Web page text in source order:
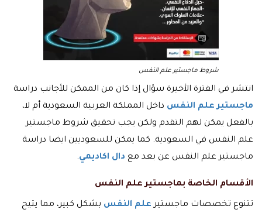
شروط ماجستير علم النفس
انتشر في الفترة الأخيرة سؤال إذا كان من الممكن للأجانب دراسة
ماجستير علم النفس داخل المملكة العربية السعودية أم لا،
بالفعل يمكن لهم التقدم ولكن يجب تحقيق شروط ماجستير
علم النفس في السعودية. كما يمكن للسعوديين ايضا دراسة
ماجستير علم النفس عن بعد مع دال اكاديمي.
الأقسام الخاصة بماجستير علم النفس
تتنوع تخصصات ماجستير علم النفس بشكل كبير، مما يتيح